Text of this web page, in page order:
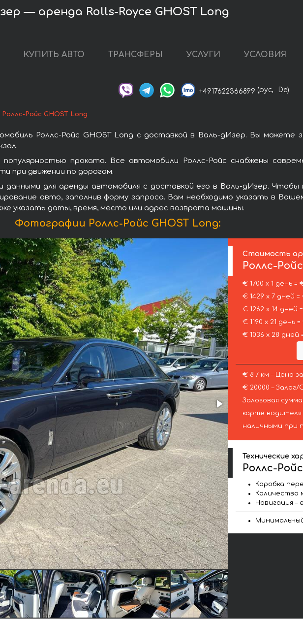
— аренда Rolls-Royce GHOST Long
КУПИТЬ АВТО ТРАНСФЕРЫ УСЛУГИ УСЛОВИЯ
+4917622366899 (рус, De)
Роллс-Ройс GHOST Long
Роллс-Ройс GHOST Long с доставкой в Валь-дИзер. Вы можете
проката. Все автомобили Роллс-Ройс снабжены
при движении по дорогам.
для аренды автомобиля с доставкой его в Валь-дИзер. Чтобы
авто, заполнив форму запроса. Вам необходимо указать в
указать даты, время, место или адрес возврата машины.
Фотографии Роллс-Ройс GHOST Long:
Стоимость
Роллс-Ройс
€ 1700 х 1 день =
€ 1429 х 7 дней =
€ 1262 х 14 дней
€ 1190 х 21 день
€ 1036 х 28 дней
€ 8 / км – Цена
€ 20000 –
Залоговая
карте
наличными при
Технические
Роллс-
Коробка
Количество
Навигация –